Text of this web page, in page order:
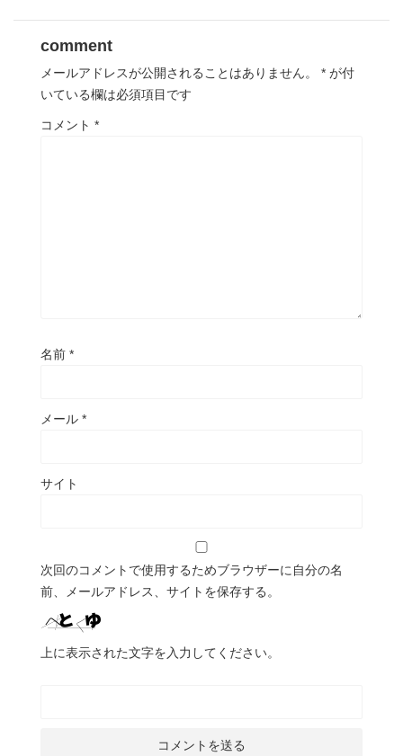
comment
メールアドレスが公開されることはありません。 * が付
いている欄は必須項目です
コメント *
名前 *
メール *
サイト
次回のコメントで使用するためブラウザーに自分の名
前、メールアドレス、サイトを保存する。
上に表示された文字を入力してください。